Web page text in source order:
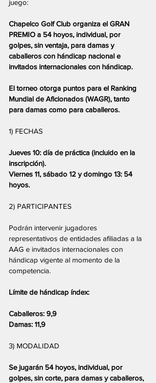
juego:
Chapelco Golf Club organiza el GRAN
PREMIO a 54 hoyos, individual, por
golpes, sin ventaja, para damas y
caballeros con hándicap nacional e
invitados internacionales con hándicap.
El torneo otorga puntos para el Ranking
Mundial de Aficionados (WAGR), tanto
para damas como para caballeros.
1) FECHAS
Jueves 10: día de práctica (incluido en la
inscripción).
Viernes 11, sábado 12 y domingo 13: 54
hoyos.
2) PARTICIPANTES
Podrán intervenir jugadores
representativos de entidades afiliadas a la
AAG e invitados internacionales con
hándicap vigente al momento de la
competencia.
Límite de hándicap índex:
Caballeros: 9,9
Damas: 11,9
3) MODALIDAD
Se jugarán 54 hoyos, individual, por
golpes, sin corte, para damas y caballeros,